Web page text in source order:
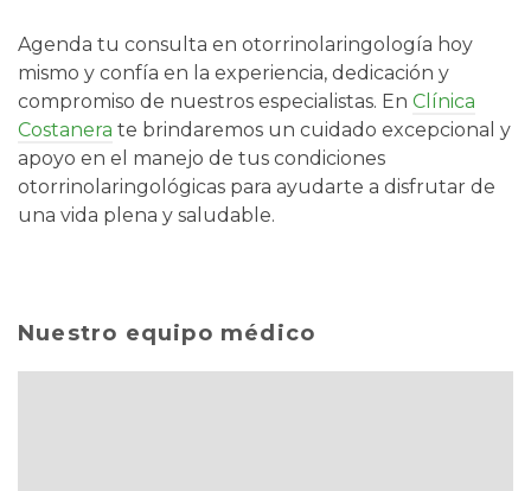
Agenda tu consulta en otorrinolaringología hoy
mismo y confía en la experiencia, dedicación y
compromiso de nuestros especialistas. En Clínica
Costanera te brindaremos un cuidado excepcional y
apoyo en el manejo de tus condiciones
otorrinolaringológicas para ayudarte a disfrutar de
una vida plena y saludable.
Nuestro equipo médico